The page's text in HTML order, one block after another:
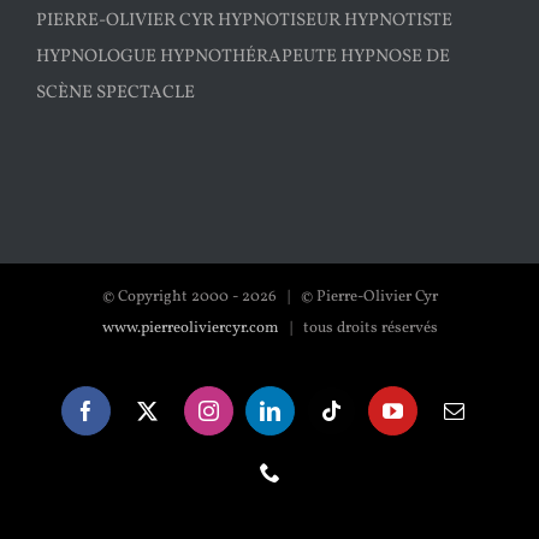
PIERRE-OLIVIER CYR HYPNOTISEUR HYPNOTISTE
HYPNOLOGUE HYPNOTHÉRAPEUTE HYPNOSE DE
SCÈNE SPECTACLE
© Copyright 2000 - 2026 | © Pierre-Olivier Cyr
www.pierreoliviercyr.com | tous droits réservés
Facebook
X InstagramLinkedInTiktok YouTubeEmail
Téléphone